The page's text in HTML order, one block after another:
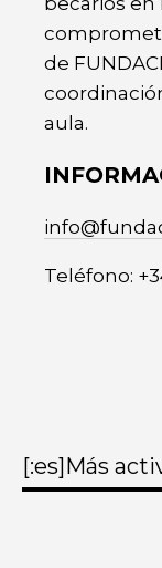
de
aula.
Teléfono:
[:es]Más